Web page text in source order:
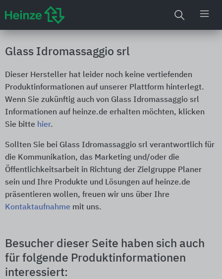
Glass Idromassaggio srl
Dieser Hersteller hat leider noch keine vertiefenden
Produktinformationen auf unserer Plattform hinterlegt.
Wenn Sie zukünftig auch von Glass Idromassaggio srl
Informationen auf heinze.de erhalten möchten, klicken
Sie bitte hier.
Sollten Sie bei Glass Idromassaggio srl verantwortlich für
die Kommunikation, das Marketing und/oder die
Öffentlichkeitsarbeit in Richtung der Zielgruppe Planer
sein und Ihre Produkte und Lösungen auf heinze.de
präsentieren wollen, freuen wir uns über Ihre
Kontaktaufnahme mit uns.
Besucher dieser Seite haben sich auch
für folgende Produktinformationen
interessiert: